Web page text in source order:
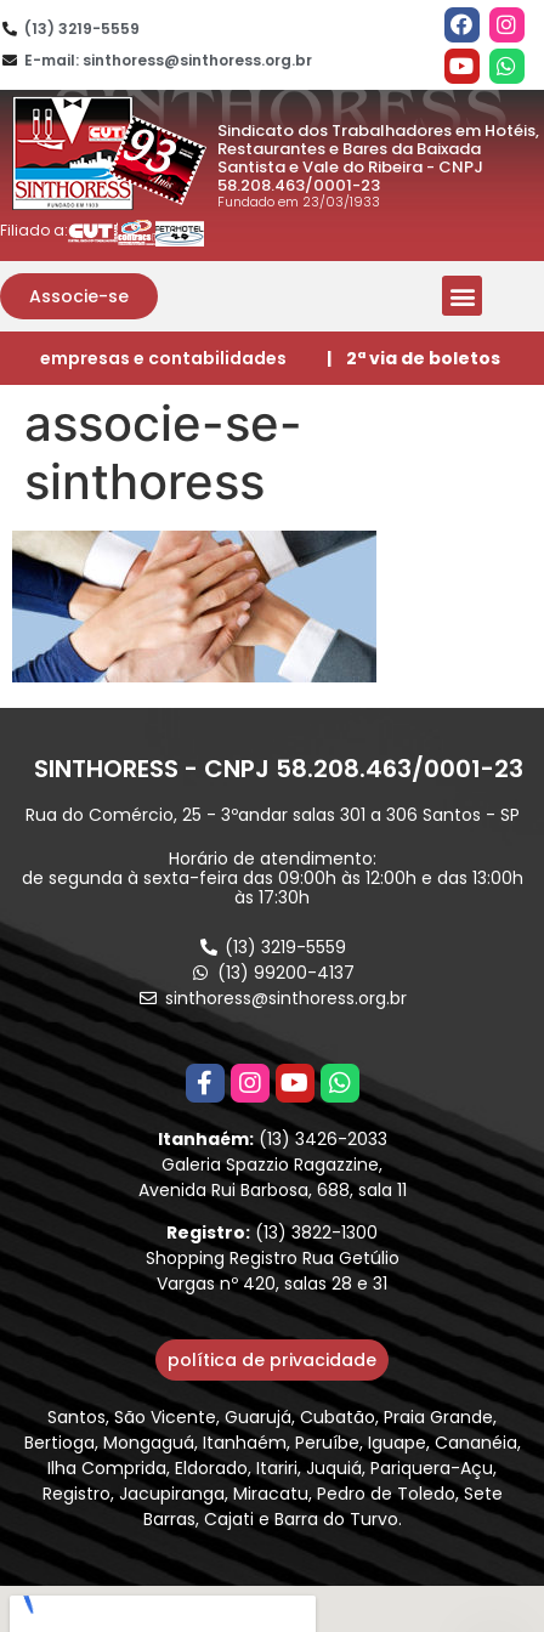
(13) 3219-5559
E-mail: sinthoress@sinthoress.org.br
Sindicato dos Trabalhadores em Hotéis,
Restaurantes e Bares da Baixada
Santista e Vale do Ribeira - CNPJ
58.208.463/0001-23
Fundado em 23/03/1933
Filiado a:
Associe-se
empresas e contabilidades | 2ª via de boletos
associe-se-
sinthoress
SINTHORESS - CNPJ 58.208.463/0001-23
Rua do Comércio, 25 - 3ºandar salas 301 a 306 Santos - SP
Horário de atendimento:
de segunda à sexta-feira das 09:00h às 12:00h e das 13:00h
às 17:30h
(13) 3219-5559
(13) 99200-4137
sinthoress@sinthoress.org.br
Itanhaém:(13) 3426-2033
Galeria Spazzio Ragazzine,
Avenida Rui Barbosa, 688, sala 11
Registro:(13) 3822-1300
Shopping Registro Rua Getúlio
Vargas nº 420, salas 28 e 31
política de privacidade
Santos, São Vicente, Guarujá, Cubatão, Praia Grande,
Bertioga, Mongaguá, Itanhaém, Peruíbe, Iguape, Cananéia,
Ilha Comprida, Eldorado, Itariri, Juquiá, Pariquera-Açu,
Registro, Jacupiranga, Miracatu, Pedro de Toledo, Sete
Barras, Cajati e Barra do Turvo.